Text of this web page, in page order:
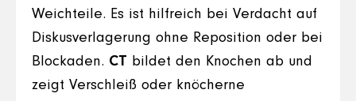
Weichteile. Es ist hilfreich bei Verdacht auf
Diskusverlagerung ohne Reposition oder bei
Blockaden. CT bildet den Knochen ab und
zeigt Verschleiß oder knöcherne